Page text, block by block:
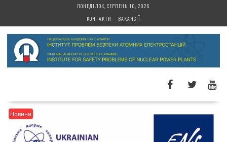
i
ПОНЕДІЛОК, СЕРПЕНЬ 10, 2026
КОНТАКТИ
ВАКАНСІЇ
Новини